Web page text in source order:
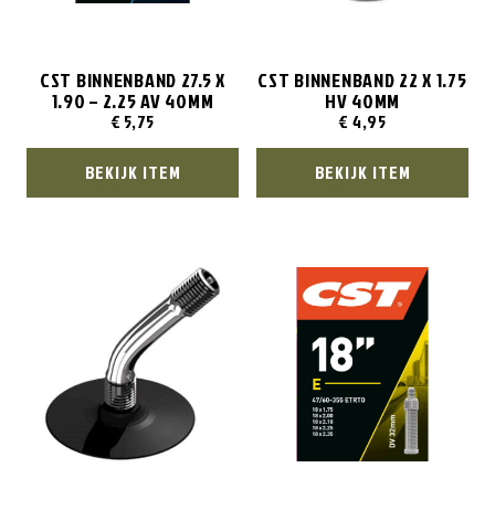
CST BINNENBAND 27.5 X
1.90 – 2.25 AV 40MM
€ 5,75
BEKIJK ITEM
CST BINNENBAND 22 X 1.75
HV 40MM
€ 4,95
BEKIJK ITEM